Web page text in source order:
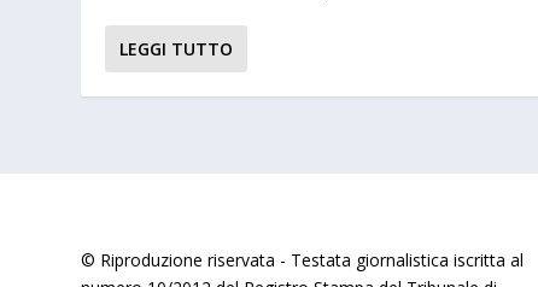
LEGGI TUTTO
© Riproduzione riservata - Testata giornalistica iscritta al